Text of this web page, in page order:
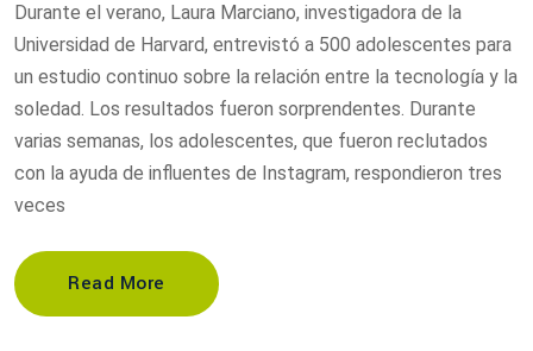
Durante el verano, Laura Marciano, investigadora de la
Universidad de Harvard, entrevistó a 500 adolescentes para
un estudio continuo sobre la relación entre la tecnología y la
soledad. Los resultados fueron sorprendentes. Durante
varias semanas, los adolescentes, que fueron reclutados
con la ayuda de influentes de Instagram, respondieron tres
veces
Read More